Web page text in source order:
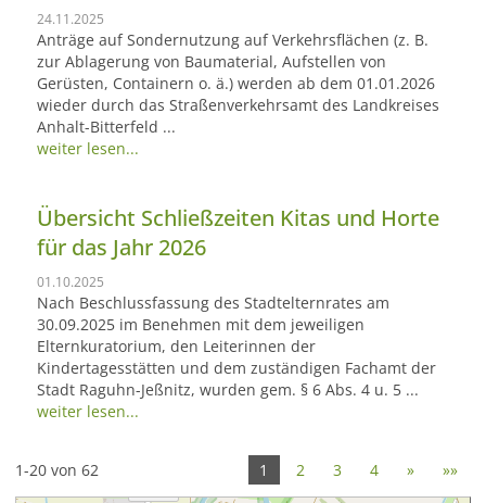
24.11.2025
Anträge auf Sondernutzung auf Verkehrsflächen (z. B.
zur Ablagerung von Baumaterial, Aufstellen von
Gerüsten, Containern o. ä.) werden ab dem 01.01.2026
wieder durch das Straßenverkehrsamt des Landkreises
Anhalt-Bitterfeld ...
weiter lesen...
Übersicht Schließzeiten Kitas und Horte
für das Jahr 2026
01.10.2025
Nach Beschlussfassung des Stadtelternrates am
30.09.2025 im Benehmen mit dem jeweiligen
Elternkuratorium, den Leiterinnen der
Kindertagesstätten und dem zuständigen Fachamt der
Stadt Raguhn-Jeßnitz, wurden gem. § 6 Abs. 4 u. 5 ...
weiter lesen...
1-20 von 62 1 2 3 4 » »»